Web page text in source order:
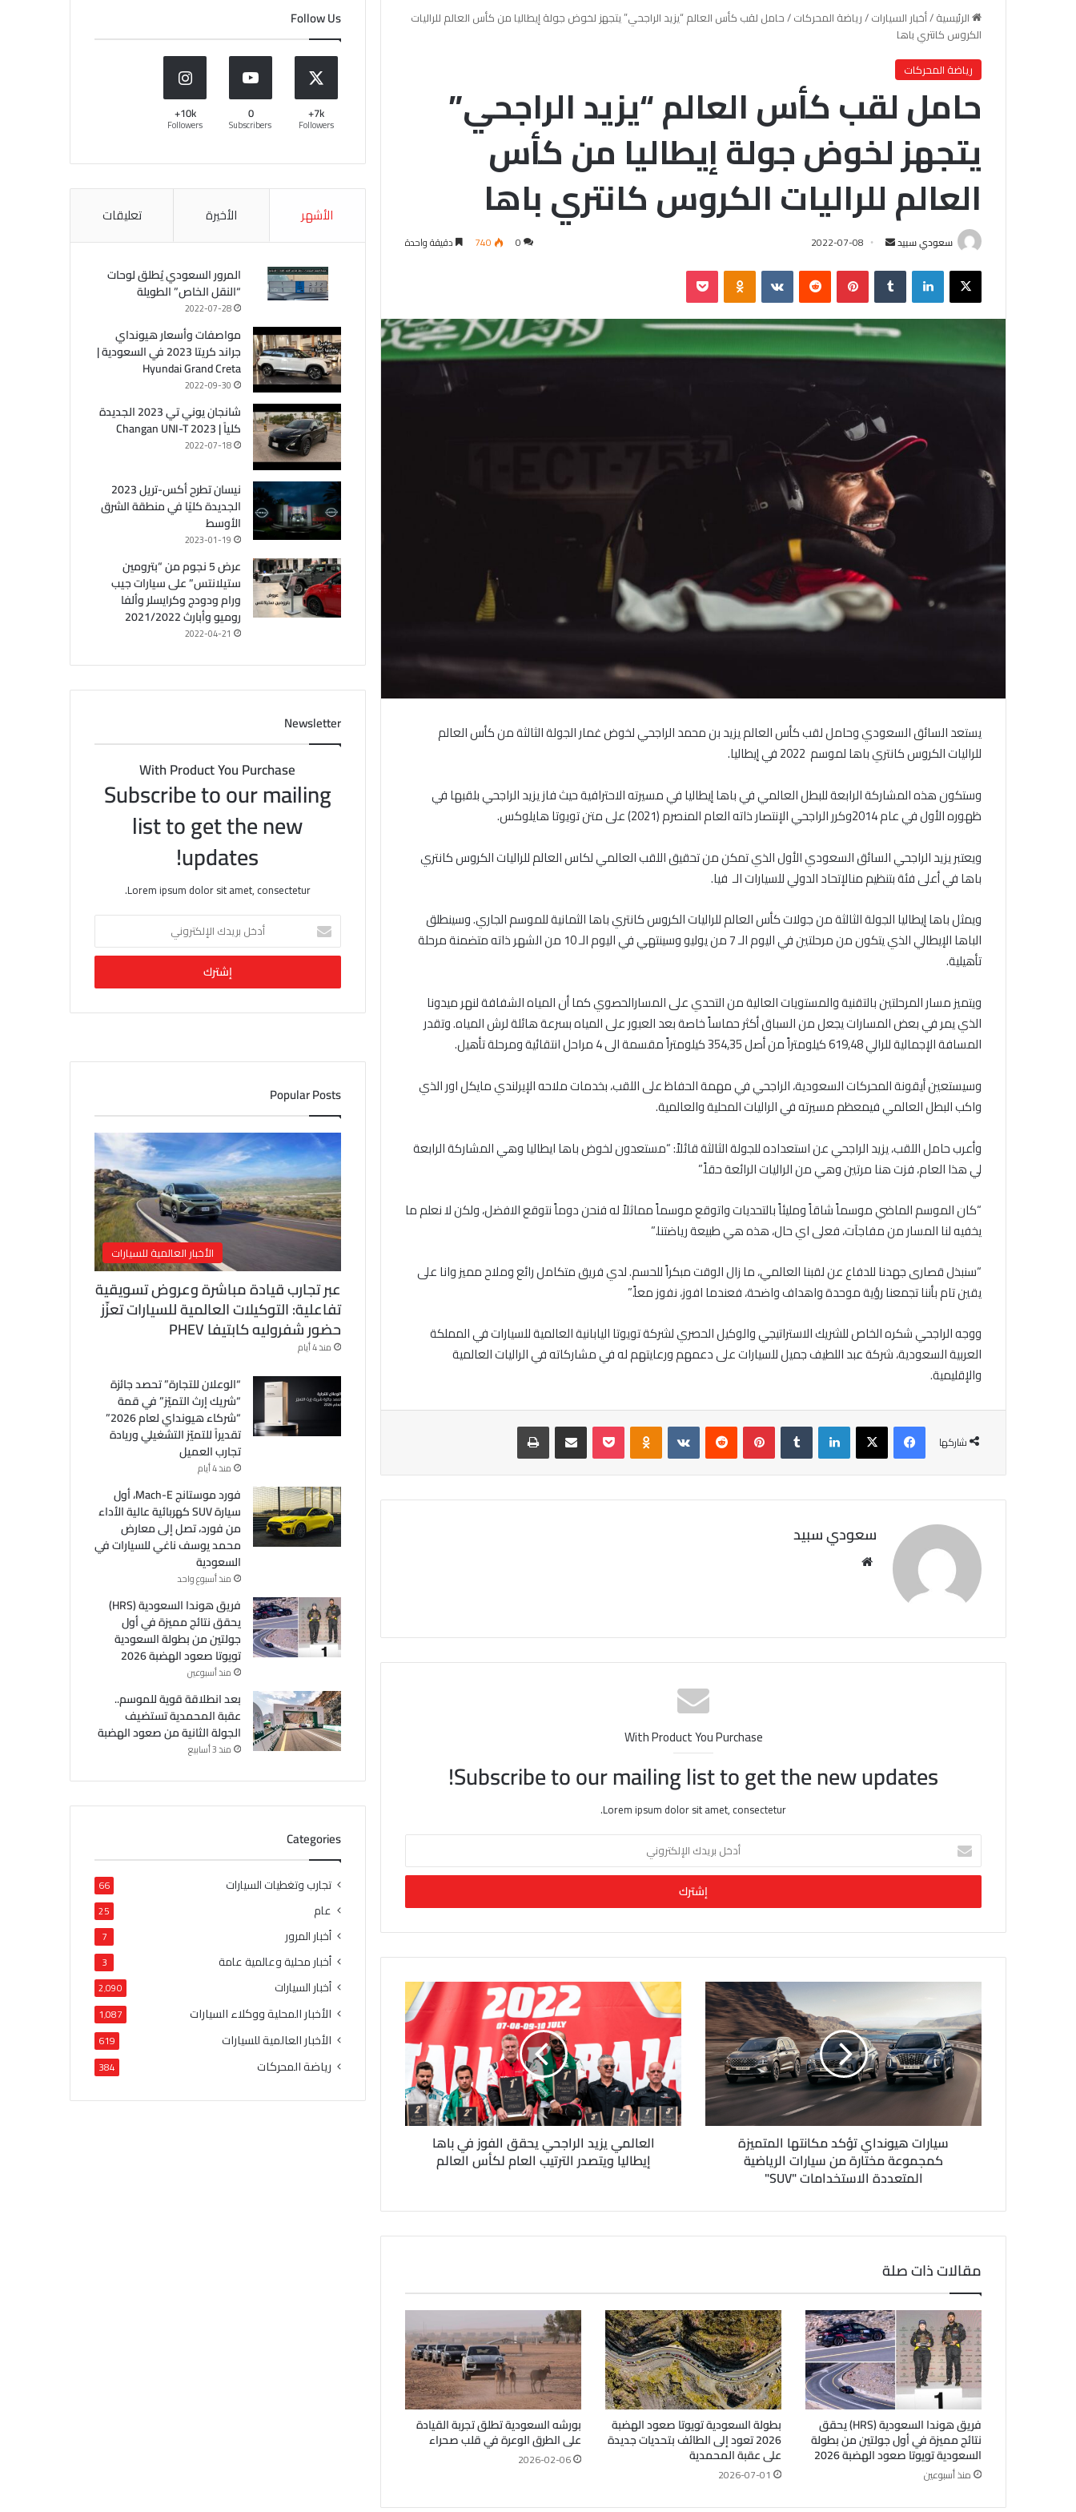
الرئيسية/أخبار السيارات/رياضة المحركات/حامل لقب كأس العالم “يزيد الراجحي” يتجهز لخوض جولة إيطاليا من كأس العالم للراليات
الكروس كانتري باها
رياضة المحركات
حامل لقب كأس العالم “يزيد الراجحي”
يتجهز لخوض جولة إيطاليا من كأس
العالم للراليات الكروس كانتري باها
سعودي سبيد
ل
ب
ر
ي
إ
ل
ك
ت
ر
و
ن
ي
2022-07-08
0
740 دقيقة واحدة
لينكدإن بينتيريست
يستعد السائق السعودي وحامل لقب كأس العالم يزيد بن محمد الراجحي لخوض غمار الجولة الثالثة من كأس العالم
للرالياتالكروسكانتريباها لموسم 2022في إيطاليا.
وستكون هذه المشاركةالرابعةللبطل العالمي في باها إيطاليافي مسيرتهالاحترافيةحيث فاز يزيد الراجحي بلقبهافي
ظهوره الأول في عام2014وكررالراجحيالإنتصارذاتهالعام المنصرم(
2021
)على متن تويوتاهايلوكس.
ويعتبريزيدالراجحيالسائق السعودي الأول الذي تمكن من تحقيقاللقب العالميلكاس العالمللرالياتالكروسكانتري
باهافي أعلى فئةبتنظيم منالإتحادالدولي للسيارات الـ فيا.
ويمثل باها إيطاليا الجولة الثالثة من جولات كأس العالم للراليات الكروس كانتري باها الثمانية للموسمالجاري. وسينطلق
الباهاالإيطاليالذي يتكون من مرحلتين في اليوم الـ7من يوليووسينتهي في اليومالـ10 من الشهر ذاته متضمنةمرحلة
تأهيلية.
ويتميزمسارالمرحلتينبالتقنية والمستويات العالية من التحديعلىالمسارالحصويكما أنالمياهالشفافةلنهر ميدونا
الذي يمرفي بعضالمساراتيجعل منالسباق أكثر حماساًخاصةبعدالعبورعلى المياهبسرعة هائلةلرش المياه.وتقدر
المسافة الإجمالية للرالي619,48كيلومتراًمن أصل354,35كيلومتراً مقسمة الى4مراحلانتقائيةومرحلة تأهيل.
وسيستعين أيقونة المحركات السعودية، الراجحيفي مهمةالحفاظعلى اللقب،بخدماتملاحه الإيرلندي مايكل اورالذي
واكبالبطل العالميفيمعظم مسيرته فيالراليات المحلية والعالمية.
وأعرب حامل اللقب،يزيد الراجحي عن استعداده للجولة الثالثة قائلاً: “مستعدون لخوض باها ايطاليا وهي المشاركة الرابعة
لي هذا العام، فزت هنا مرتين وهي من الراليات الرائعة حقاً.”
“كان الموسم الماضي موسماً شاقاً ومليئاً بالتحديات واتوقع موسماً مماثلاً له فنحن دوماً نتوقعالافضل،ولكن لا نعلم ما
يخفيه لنا المسار من مفاجآت، فعلى اي حال، هذه هي طبيعة رياضتنا.”
“سنبذل قصارى جهدنا للدفاع عن لقبنا العالمي، ما زال الوقت مبكراً للحسم. لدي فريقمتكاملرائعوملاح مميز وانا على
يقين تام بأننا تجمعنا رؤية موحدة واهداف واضحة، فعندما افوز، نفوز معاً.”
ووجه الراجحي شكره الخاص للشريك الاستراتيجي والوكيل الحصري لشركة تويوتا اليابانية العالمية للسيارات في المملكة
العربية السعودية، شركة عبد اللطيف جميل للسيارات على دعمهم ورعايتهم له في مشاركاته في الراليات العالمية
والإقليمية.
شاركها
فيسبوك لينكدإن بينتيريست بوكيت
سعودي سبيد
With Product You Purchase
Subscribe to our mailing list to get the new updates!
Lorem ipsum dolor sit amet, consectetur.
خ
ب
د
ك
ل
إ
ل
ك
ت
ر
ن
سيارات هيونداي تؤكد مكانتها المتميزة
كمجموعة مختارة من سيارات الرياضية
المتعددة الاستخدامات "SUV"
العالمي يزيد الراجحي يحقق الفوز في باها
إيطاليا ويتصدر الترتيب العام لكأس العالم
مقالات ذات صلة
فريق هوندا السعودية (HRS) يحقق
نتائج مميزة في أول جولتين من بطولة
السعودية تويوتا صعود الهضبة 2026
منذ أسبوعين
بطولة السعودية تويوتا صعود الهضبة
2026 تعود إلى الطائف بتحديات جديدة
على عقبة المحمدية
2026-07-01
بورشه السعودية تطلق تجربة القيادة
على الطرق الوعرة في قلب صحراء
2026-02-06
Follow Us
7k+
Followers
0
Subscribers
10k+
Followers
الأشهر الأخيرة تعليقات
المرور السعودي يُطلق لوحات
“النقل الخاص” الطويلة
2022-07-28
مواصفات وأسعار هيونداي
جراند كريتا 2023 في السعودية |
Hyundai Grand Creta
2022-09-30
شانجان يوني تي 2023 الجديدة
كلياً | Changan UNI-T 2023
2022-07-18
نيسان تطرح أكس-تريل 2023
الجديدة كليًا في منطقة الشرق
الأوسط
2023-01-19
عرض 5 نجوم من “بترومين
ستيلانتس” على سيارات جيب
ورام ودودج وكرايسلر وألفا
روميو وأبارث 2021/2022
2022-04-21
Newsletter
With Product You Purchase
Subscribe to our mailing
list to get the new
updates!
Lorem ipsum dolor sit amet, consectetur.
خ
ب
ك
ل
ل
ت
ر
و
ن
ي
Popular Posts
الأخبار العالمية للسيارات
عبر تجارب قيادة مباشرة وعروض تسويقية
تفاعلية: التوكيلات العالمية للسيارات تعزّز
حضور شفروليه كابتيفا PHEV
منذ 4 أيام
“الوعلان للتجارة” تحصد جائزة
“شريك إرث التميّز” في قمة
“شركاء هيونداي لعام 2026”
تقديراً للتميّز التشغيلي وريادة
تجارب العميل
منذ 4 أيام
فورد موستانج Mach-E، أول
سيارة SUV كهربائية عالية الأداء
من فورد، تصل إلى معارض
محمد يوسف ناغي للسيارات في
السعودية
منذ أسبوع واحد
فريق هوندا السعودية (HRS)
يحقق نتائج مميزة في أول
جولتين من بطولة السعودية
تويوتا صعود الهضبة 2026
منذ أسبوعين
بعد انطلاقة قوية للموسم..
عقبة المحمدية تستضيف
الجولة الثانية من صعود الهضبة
منذ 3 أسابيع
Categories
تجارب وتغطيات السيارات 66
عام 25
أخبار المرور 7
أخبار محلية وعالمية عامة 3
أخبار السيارات 2٬090
الأخبار المحلية ووكلاء السيارات 1٬087
الأخبار العالمية للسيارات 619
رياضة المحركات 384